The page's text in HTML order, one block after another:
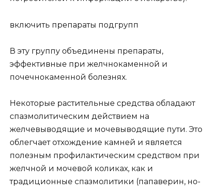
включить препараты подгрупп
В эту группу объединены препараты,
эффективные при желчнокаменной и
почечнокаменной болезнях.
Некоторые растительные средства обладают
спазмолитическим действием на
желчевыводящие и мочевыводящие пути. Это
облегчает отхождение камней и является
полезным профилактическим средством при
желчной и мочевой коликах, как и
традиционные спазмолитики (папаверин, но-